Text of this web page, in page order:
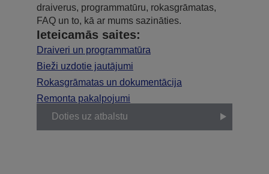
draiverus, programmatūru, rokasgrāmatas,
FAQ un to, kā ar mums sazināties.
Ieteicamās saites:
Draiveri un programmatūra
Bieži uzdotie jautājumi
Rokasgrāmatas un dokumentācija
Remonta pakalpojumi
Doties uz atbalstu